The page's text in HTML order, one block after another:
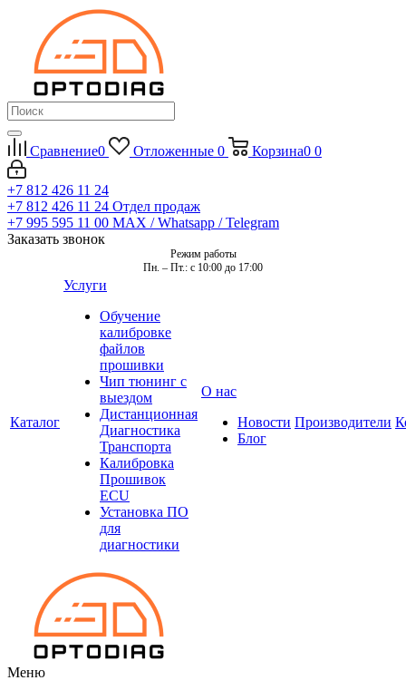
Сравнение0 Отложенные 0 Корзина0 0
+7 812 426 11 24
+7 812 426 11 24 Отдел продаж
+7 995 595 11 00 MAX / Whatsapp / Telegram
Заказать звонок
Режим работы
Пн. – Пт.: с 10:00 до 17:00
Каталог
Услуги
Обучение
калибровке
файлов
прошивки
Чип тюнинг с
выездом
Дистанционная
Диагностика
Транспорта
Калибровка
Прошивок
ECU
Установка ПО
для
диагностики
О нас
Новости
Блог
Производители
Меню